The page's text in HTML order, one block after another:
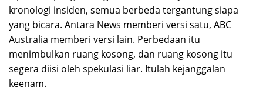
kronologi insiden, semua berbeda tergantung siapa
yang bicara. Antara News memberi versi satu, ABC
Australia memberi versi lain. Perbedaan itu
menimbulkan ruang kosong, dan ruang kosong itu
segera diisi oleh spekulasi liar. Itulah kejanggalan
keenam.